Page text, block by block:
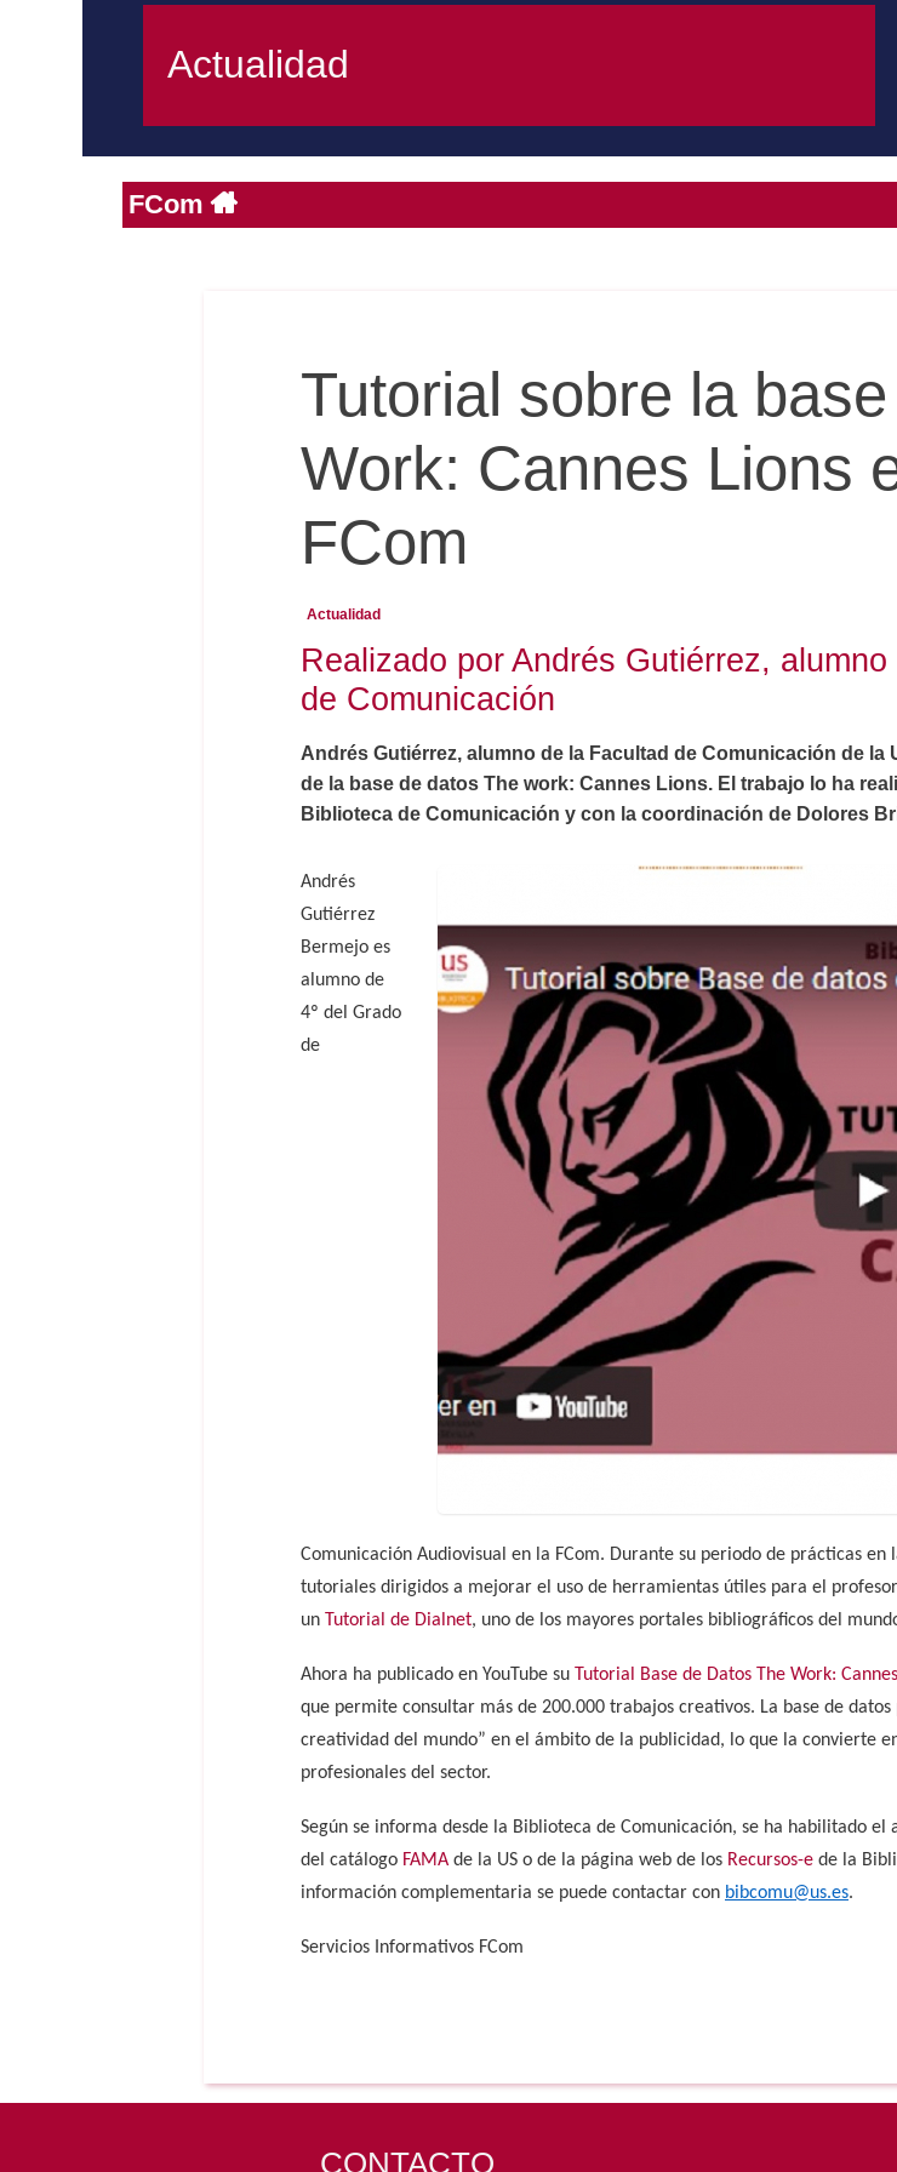
Actualidad
FCom
Tutorial sobre la
Work: Cannes Lions
FCom
Actualidad
Realizado por Andrés Gutiérrez,
de Comunicación
Andrés Gutiérrez, alumno de la Facultad de Comunicación de
de la base de datos The work: Cannes Lions. El trabajo lo ha
Biblioteca de Comunicación y con la coordinación de Dolores
Andrés
Gutiérrez
Bermejo es
alumno de
4º del Grado
de
Comunicación Audiovisual en la FCom. Durante su periodo de prácticas en
tutoriales dirigidos a mejorar el uso de herramientas útiles para el
un Tutorial de Dialnet, uno de los mayores portales bibliográficos del
Ahora ha publicado en YouTube su Tutorial Base de Datos The Work:
que permite consultar más de 200.000 trabajos creativos. La base de
creatividad del mundo” en el ámbito de la publicidad, lo que la convierte
profesionales del sector.
Según se informa desde la Biblioteca de Comunicación, se ha habilitado
del catálogo FAMA de la US o de la página web de los Recursos-e de la
información complementaria se puede contactar con bibcomu@us.es.
Servicios Informativos FCom
CONTACTO